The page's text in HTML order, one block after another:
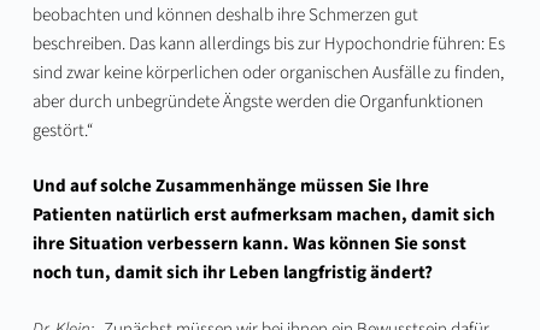
beobachten und können deshalb ihre Schmerzen gut
beschreiben. Das kann allerdings bis zur Hypochondrie führen: Es
sind zwar keine körperlichen oder organischen Ausfälle zu finden,
aber durch unbegründete Ängste werden die Organfunktionen
gestört.“
Und auf solche Zusammenhänge müssen Sie Ihre
Patienten natürlich erst aufmerksam machen, damit sich
ihre Situation verbessern kann. Was können Sie sonst
noch tun, damit sich ihr Leben langfristig ändert?